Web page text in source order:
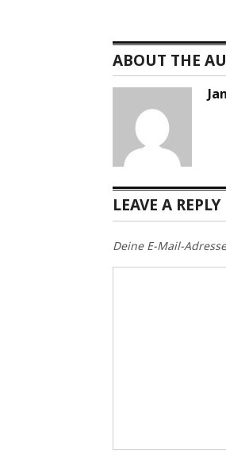
ABOUT THE
Jan
LEAVE A REPLY
Deine E-Mail-